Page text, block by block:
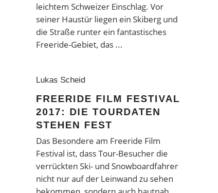
leichtem Schweizer Einschlag. Vor
seiner Haustür liegen ein Skiberg und
die Straße runter ein fantastisches
Freeride-Gebiet, das
Lukas Scheid
FREERIDE FILM FESTIVAL
2017: DIE TOURDATEN
STEHEN FEST
Das Besondere am Freeride Film
Festival ist, dass Tour-Besucher die
verrückten Ski- und Snowboardfahrer
nicht nur auf der Leinwand zu sehen